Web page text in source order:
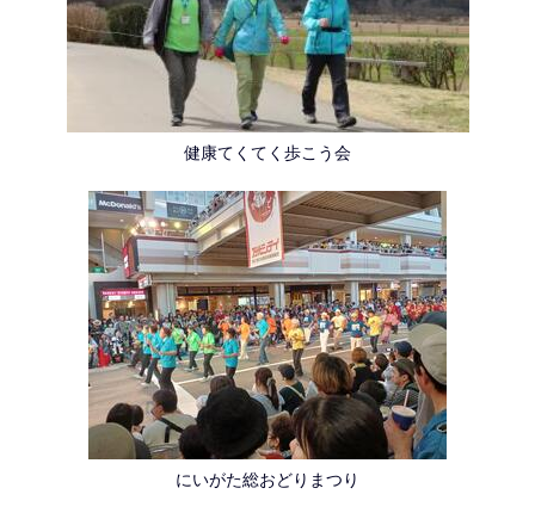
健康てくてく歩こう会
にいがた総おどりまつり